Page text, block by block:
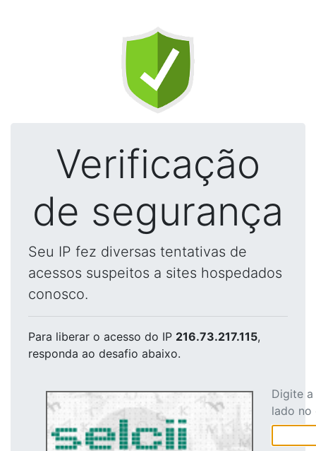
Verificação
de segurança
Seu IP fez diversas tentativas de
acessos suspeitos a sites hospedados
conosco.
Para liberar o acesso do IP 216.73.217.115,
responda ao desafio abaixo.
Digite
lado no